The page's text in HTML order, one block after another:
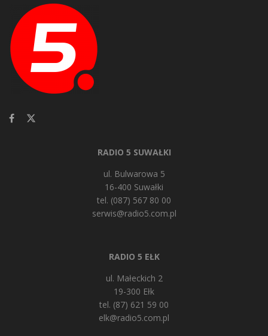
RADIO 5 SUWAŁKI
ul. Bulwarowa 5
16-400 Suwałki
tel. (087) 567 80 00
serwis@radio5.com.pl
RADIO 5 EŁK
ul. Małeckich 2
19-300 Ełk
tel. (87) 621 59 00
elk@radio5.com.pl